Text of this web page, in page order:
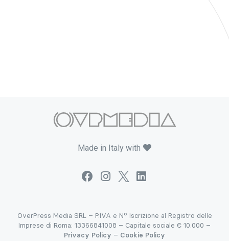
Made in Italy with
OverPress Media SRL – P.IVA e N° Iscrizione al Registro delle
Imprese di Roma: 13366841008 – Capitale sociale € 10.000 –
Privacy Policy – Cookie Policy